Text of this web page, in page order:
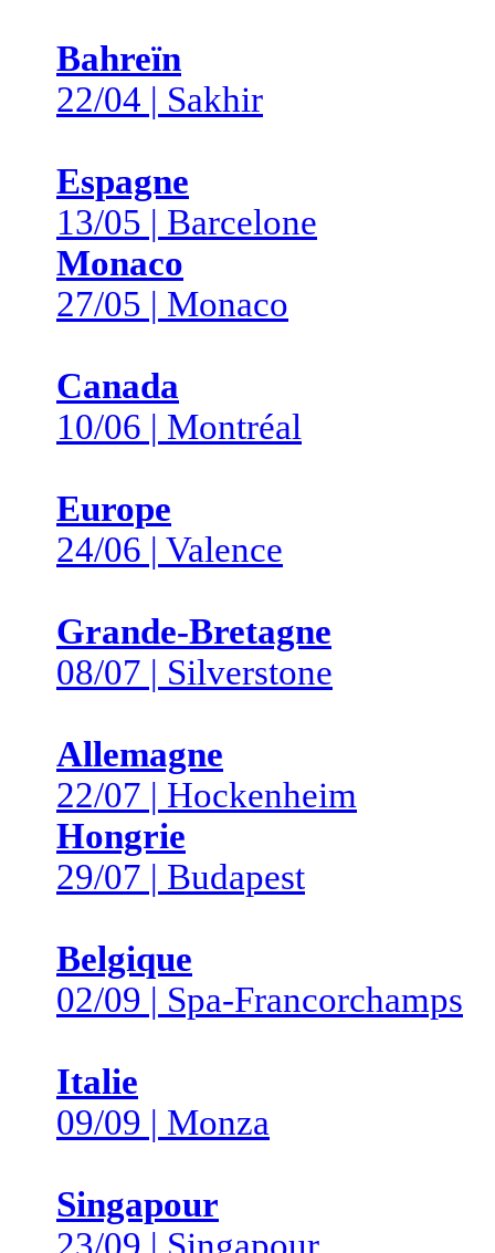
Bahreïn
22/04 | Sakhir
Espagne
13/05 | Barcelone
Monaco
27/05 | Monaco
Canada
10/06 | Montréal
Europe
24/06 | Valence
Grande-Bretagne
08/07 | Silverstone
Allemagne
22/07 | Hockenheim
Hongrie
29/07 | Budapest
Belgique
02/09 | Spa-Francorchamps
Italie
09/09 | Monza
Singapour